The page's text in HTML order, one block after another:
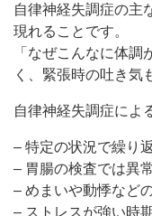
自律神経失調症の主
現れることです。
「なぜこんなに体
く、緊張時の吐き気
自律神経失調症によ
– 特定の状況で繰り
– 胃腸の検査では異
– めまいや動悸など
– ストレスが強い時